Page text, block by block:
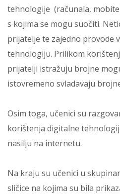
tehnologije (računala,
s kojima se mogu suočiti.
prijatelje te zajedno provode
tehnologiju. Prilikom
prijatelji istražuju brojne
istovremeno svladavaju
Osim toga, učenici su
korištenja digitalne
nasilju na internetu.
Na kraju su učenici u
sličice na kojima su bila